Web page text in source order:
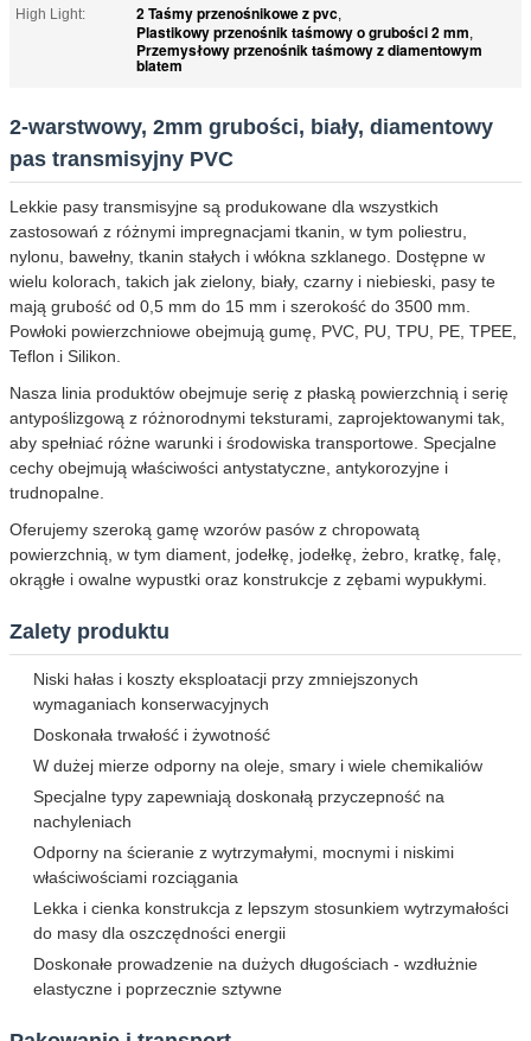
High Light: 2 Taśmy przenośnikowe z pvc,
Plastikowy przenośnik taśmowy o grubości 2 mm,
Przemysłowy przenośnik taśmowy z diamentowym
blatem
2-warstwowy, 2mm grubości, biały, diamentowy
pas transmisyjny PVC
Lekkie pasy transmisyjne są produkowane dla wszystkich
zastosowań z różnymi impregnacjami tkanin, w tym poliestru,
nylonu, bawełny, tkanin stałych i włókna szklanego. Dostępne w
wielu kolorach, takich jak zielony, biały, czarny i niebieski, pasy te
mają grubość od 0,5 mm do 15 mm i szerokość do 3500 mm.
Powłoki powierzchniowe obejmują gumę, PVC, PU, TPU, PE, TPEE,
Teflon i Silikon.
Nasza linia produktów obejmuje serię z płaską powierzchnią i serię
antypoślizgową z różnorodnymi teksturami, zaprojektowanymi tak,
aby spełniać różne warunki i środowiska transportowe. Specjalne
cechy obejmują właściwości antystatyczne, antykorozyjne i
trudnopalne.
Oferujemy szeroką gamę wzorów pasów z chropowatą
powierzchnią, w tym diament, jodełkę, jodełkę, żebro, kratkę, falę,
okrągłe i owalne wypustki oraz konstrukcje z zębami wypukłymi.
Zalety produktu
Niski hałas i koszty eksploatacji przy zmniejszonych
wymaganiach konserwacyjnych
Doskonała trwałość i żywotność
W dużej mierze odporny na oleje, smary i wiele chemikaliów
Specjalne typy zapewniają doskonałą przyczepność na
nachyleniach
Odporny na ścieranie z wytrzymałymi, mocnymi i niskimi
właściwościami rozciągania
Lekka i cienka konstrukcja z lepszym stosunkiem wytrzymałości
do masy dla oszczędności energii
Doskonałe prowadzenie na dużych długościach - wzdłużnie
elastyczne i poprzecznie sztywne